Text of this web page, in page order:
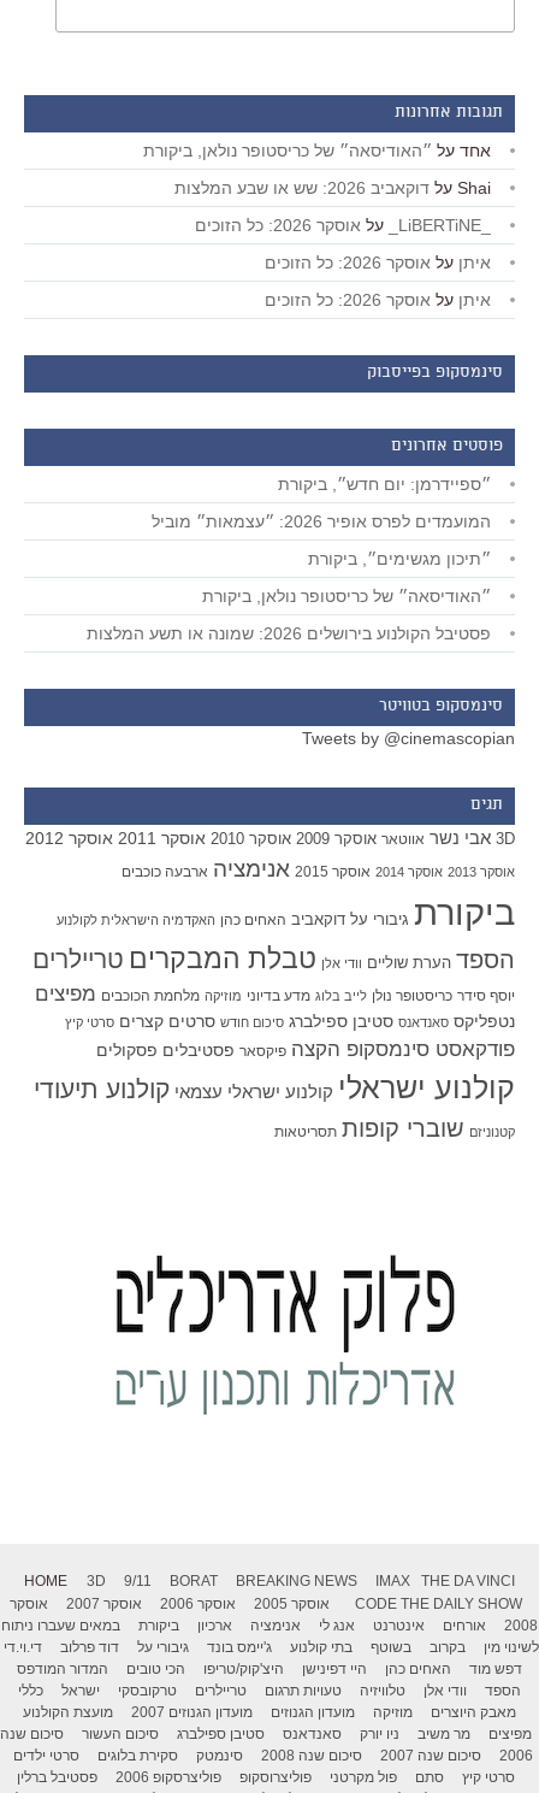
תגובות אחרונות
אחד על ״האודיסאה״ של כריסטופר נולאן, ביקורת
Shai על דוקאביב 2026: שש או שבע המלצות
על אוסקר 2026: כל הזוכים
איתן על אוסקר 2026: כל הזוכים
איתן על אוסקר 2026: כל הזוכים
סינמסקופ בפייסבוק
פוסטים אחרונים
״ספיידרמן: יום חדש״, ביקורת
המועמדים לפרס אופיר 2026: ״עצמאות״ מוביל
״תיכון מגשימים״, ביקורת
״האודיסאה״ של כריסטופר נולאן, ביקורת
פסטיבל הקולנוע בירושלים 2026: שמונה או תשע המלצות
סינמסקופ בטוויטר
Tweets by @cinemascopian
תגים
3D אבי נשר אווטאר אוסקר 2009 אוסקר 2010 אוסקר 2011 אוסקר 2012
אוסקר 2013 אוסקר 2014 אוסקר 2015 אנימציה ארבעה כוכבים
ביקורת גיבורי על דוקאביב האחים כהן האקדמיה הישראלית לקולנוע
הספד הערת שוליים וודי אלן טבלת המבקרים טריילרים
יוסף סידר כריסטופר נולן לייב בלוג מדע בדיוני מוזיקה מלחמת הכוכבים מפיצים
נטפליקס סאנדאנס סטיבן ספילברג סיכום חודש סרטים קצרים סרטי קיץ
פודקאסט סינמסקופ הקצה פיקסאר פסטיבלים פסקולים
קולנוע ישראלי קולנוע ישראלי עצמאי קולנוע תיעודי
קטנוניזם שוברי קופות תסריטאות
HOME 3D 9/11 BORAT BREAKING NEWS IMAX
THE DA VINCI
CODE THE DAILY SHOW אוסקר 2005 אוסקר 2006 אוסקר 2007
אוסקר
2008
אורחים אינטרנט אנג לי אנימציה ארכיון ביקורת
במאים שעברו ניתוח
לשינוי מין
בקרוב בשוטף בתי קולנוע ג'יימס בונד גיבורי על דוד פרלוב
די.וי.די
דפש מוד
האחים כהן היי דפינישן היצ'קוק/טריפו הכי טובים
המדור המודפס
הספד
וודי אלן טלוויזיה טעויות תרגום טריילרים טרקובסקי ישראל
כללי
מאבק היוצרים
מוזיקה מועדון הגנוזים מועדון הגנוזים 2007
מועצת הקולנוע
מפיצים
מר משיב ניו יורק סאנדאנס סטיבן ספילברג סיכום העשור
סיכום שנה
2006
סיכום שנה 2007 סיכום שנה 2008 סינמטק סקירת בלוגים
סרטי ילדים
סרטי קיץ
סתם פול מקרטני פוליצרוסקופ פוליצרסקופ 2006
פסטיבל ברלין